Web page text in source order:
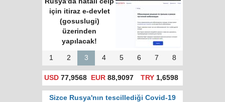
için itiraz e-devlet
(gosuslugi)
üzerinden
yapılacak!
1 2 3 4 5 6 7 8
USD 77,9568 EUR 88,9097 TRY1,6598
Sizce Rusya'nın tescillediği Covid-19